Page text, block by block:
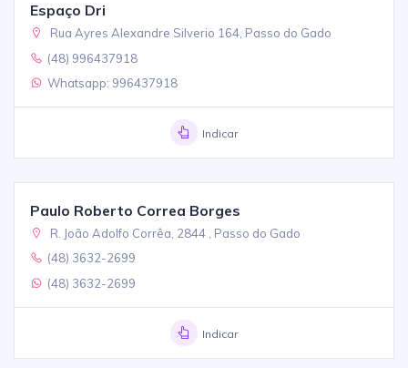
Espaço Dri
Rua Ayres Alexandre Silverio 164, Passo do Gado
(48) 996437918
Whatsapp: 996437918
Indicar
Paulo Roberto Correa Borges
R. João Adolfo Corrêa, 2844 , Passo do Gado
(48) 3632-2699
(48) 3632-2699
Indicar